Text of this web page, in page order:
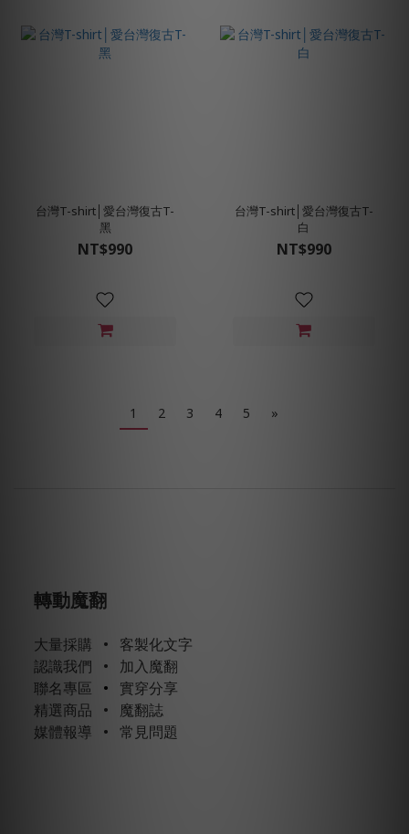
台灣T-shirt│愛台灣復古T-
黑
NT$990
台灣T-shirt│愛台灣復古T-
白
NT$990
1 2 3 4 5 »
轉動魔翻
大量採購 •
客製化文字
認識我們 •
加入魔翻
聯名專區 •
實穿分享
精選商品 •
魔翻誌
媒體報導
• 常見問題